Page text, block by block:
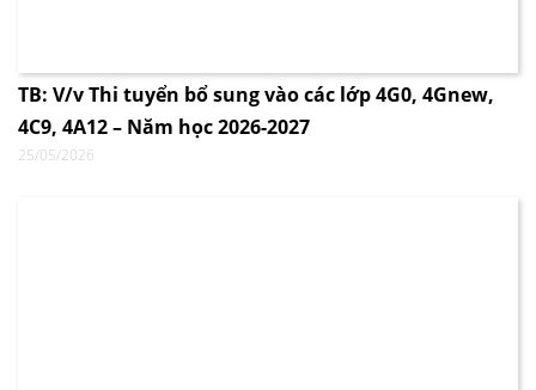
TB: V/v Thi tuyển bổ sung vào các lớp 4G0, 4Gnew,
4C9, 4A12 – Năm học 2026-2027
25/05/2026